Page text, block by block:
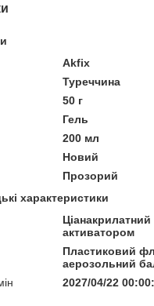
Akfix
Туреччина
50 г
Гель
200 мл
Новий
Прозорий
характеристики
Ціанакрилатний
активатором
Пластиковий
аерозольний
2027/04/22